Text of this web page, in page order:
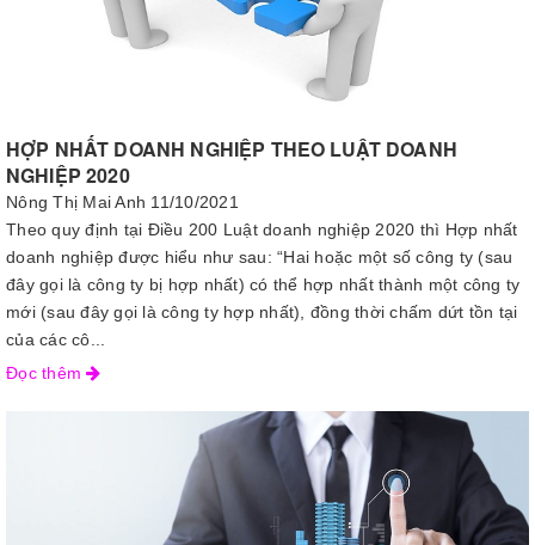
HỢP NHẤT DOANH NGHIỆP THEO LUẬT DOANH
NGHIỆP 2020
Nông Thị Mai Anh 11/10/2021
Theo quy định tại Điều 200 Luật doanh nghiệp 2020 thì Hợp nhất
doanh nghiệp được hiểu như sau: “Hai hoặc một số công ty (sau
đây gọi là công ty bị hợp nhất) có thể hợp nhất thành một công ty
mới (sau đây gọi là công ty hợp nhất), đồng thời chấm dứt tồn tại
của các cô...
Đọc thêm